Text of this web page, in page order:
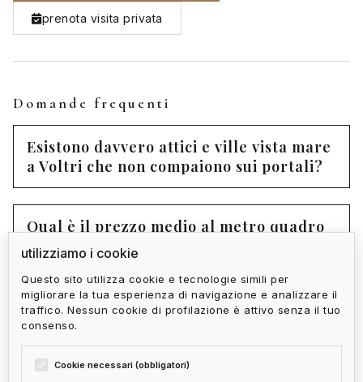
prenota visita privata
Domande frequenti
Esistono davvero attici e ville vista mare
a Voltri che non compaiono sui portali?
Qual è il prezzo medio al metro quadro
per un attico di pregio a Voltri?
Come si accede al portfolio riservato di
Home Gallery per Voltri?
utilizziamo i cookie
Questo sito utilizza cookie e tecnologie simili per
migliorare la tua esperienza di navigazione e analizzare il
traffico. Nessun cookie di profilazione è attivo senza il tuo
consenso.
Cookie necessari (obbligatori)